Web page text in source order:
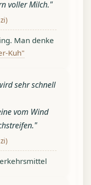
voller Milch."
Man denke
Kuh"
sehr schnell
vom Wind